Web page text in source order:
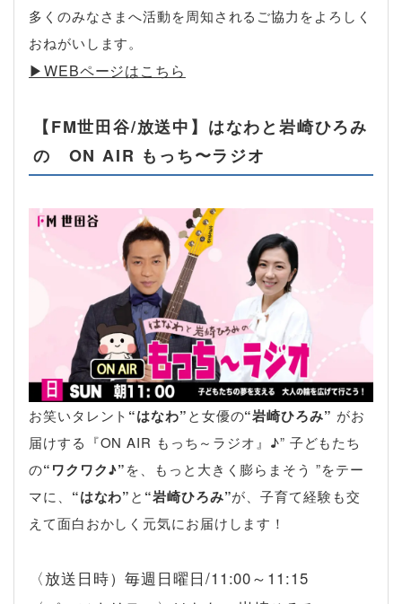
多くのみなさまへ活動を周知されるご協力をよろしく
おねがいします。
▶︎WEBページはこちら
【FM世田谷/放送中】はなわと岩崎ひろみ
の ON AIR もっち〜ラジオ
お笑いタレント “はなわ”と女優の“岩崎ひろみ” がお
届けする『ON AIR もっち～ラジオ』♪” 子どもたち
の“ワクワク♪”を、もっと大きく膨らまそう ”をテー
マに、 “はなわ”と “岩崎ひろみ”が、子育て経験も交
えて面白おかしく元気にお届けします！
〈放送日時）毎週日曜日/11:00～11:15